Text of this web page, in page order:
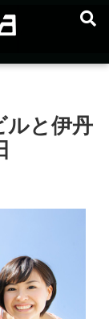
ルと伊丹